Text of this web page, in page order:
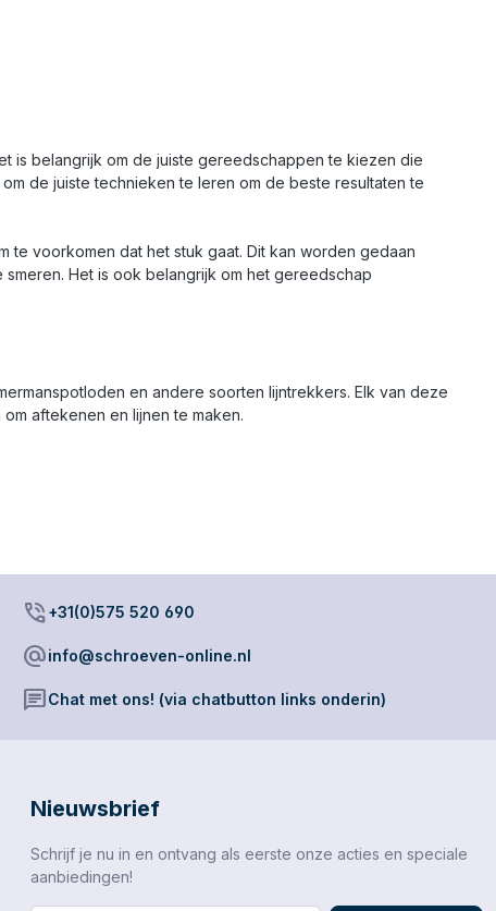
is belangrijk om de juiste gereedschappen te kiezen die
de juiste technieken te leren om de beste resultaten te
voorkomen dat het stuk gaat. Dit kan worden gedaan
Het is ook belangrijk om het gereedschap
en andere soorten lijntrekkers. Elk van deze
aftekenen en lijnen te maken.
phone_in_talk+31(0)575 520 690
alternate_emailinfo@schroeven-online.nl
chatChat met ons! (via chatbutton links onderin)
Nieuwsbrief
Schrijf je nu in en ontvang als eerste onze acties en speciale
aanbiedingen!